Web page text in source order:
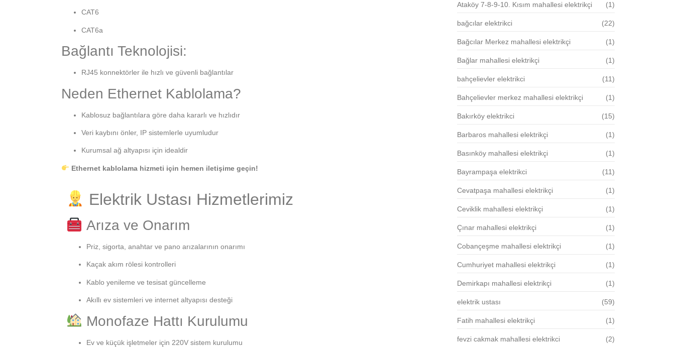
CAT6
CAT6a
Bağlantı Teknolojisi:
RJ45 konnektörler ile hızlı ve güvenli bağlantılar
Neden Ethernet Kablolama?
Kablosuz bağlantılara göre daha kararlı ve hızlıdır
Veri kaybını önler, IP sistemlerle uyumludur
Kurumsal ağ altyapısı için idealdir
Ethernet kablolama hizmeti için hemen iletişime geçin!
Elektrik Ustası Hizmetlerimiz
Arıza ve Onarım
Priz, sigorta, anahtar ve pano arızalarının onarımı
Kaçak akım rölesi kontrolleri
Kablo yenileme ve tesisat güncelleme
Akıllı ev sistemleri ve internet altyapısı desteği
Monofaze Hattı Kurulumu
Ev ve küçük işletmeler için 220V sistem kurulumu
Ataköy 7-8-9-10. Kısım mahallesi elektrikçi (1)
bağcılar elektrikci (22)
Bağcılar Merkez mahallesi elektrikçi (1)
Bağlar mahallesi elektrikçi (1)
bahçelievler elektrikci (11)
Bahçelievler merkez mahallesi elektrikçi (1)
Bakırköy elektrikci (15)
Barbaros mahallesi elektrikçi (1)
Basınköy mahallesi elektrikçi (1)
Bayrampaşa elektrikci (11)
Cevatpaşa mahallesi elektrikçi (1)
Ceviklik mahallesi elektrikçi (1)
Çınar mahallesi elektrikçi (1)
Cobançeşme mahallesi elektrikçi (1)
Cumhuriyet mahallesi elektrikçi (1)
Demirkapı mahallesi elektrikçi (1)
elektrik ustası (59)
Fatih mahallesi elektrikçi (1)
fevzi cakmak mahallesi elektrikci (2)